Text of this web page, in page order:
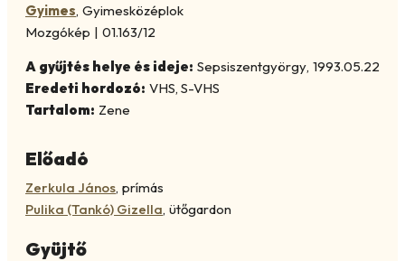
Gyimes, Gyimesközéplok
Mozgókép | 01.163/12
A gyűjtés helye és ideje: Sepsiszentgyörgy, 1993.05.22
Eredeti hordozó: VHS, S-VHS
Tartalom: Zene
Előadó
Zerkula János, prímás
Pulika (Tankó) Gizella, ütőgardon
Gyüjtő